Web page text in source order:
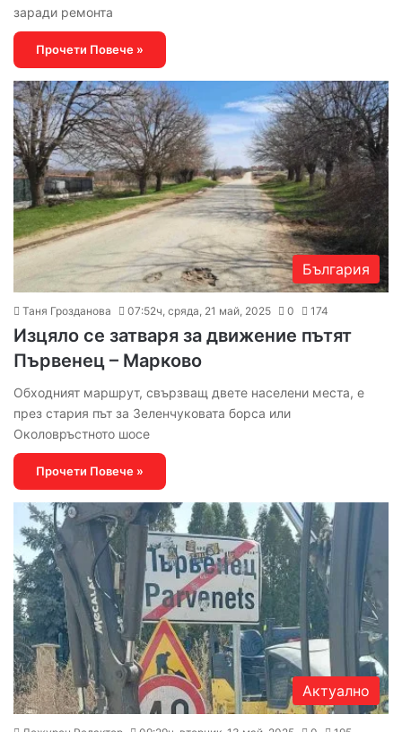
заради ремонта
Прочети Повече »
България
Таня Грозданова 07:52ч, сряда, 21 май, 2025 0 174
Изцяло се затваря за движение пътят
Първенец – Марково
Обходният маршрут, свързващ двете населени места, е
през стария път за Зеленчуковата борса или
Околовръстното шосе
Прочети Повече »
Актуално